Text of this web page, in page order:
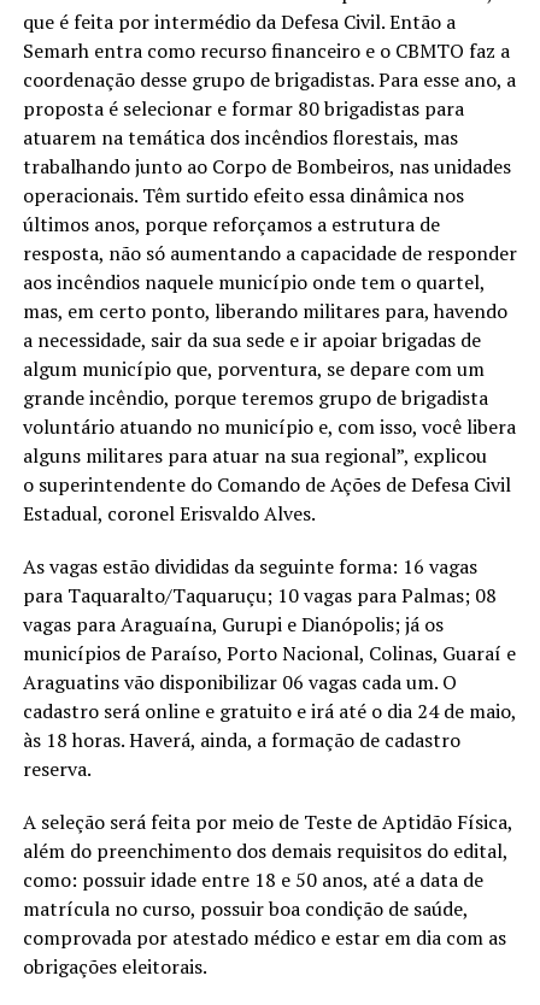
que é feita por intermédio da Defesa Civil. Então a
Semarh entra como recurso financeiro e o CBMTO faz a
coordenação desse grupo de brigadistas. Para esse ano, a
proposta é selecionar e formar 80 brigadistas para
atuarem na temática dos incêndios florestais, mas
trabalhando junto ao Corpo de Bombeiros, nas unidades
operacionais. Têm surtido efeito essa dinâmica nos
últimos anos, porque reforçamos a estrutura de
resposta, não só aumentando a capacidade de responder
aos incêndios naquele município onde tem o quartel,
mas, em certo ponto, liberando militares para, havendo
a necessidade, sair da sua sede e ir apoiar brigadas de
algum município que, porventura, se depare com um
grande incêndio, porque teremos grupo de brigadista
voluntário atuando no município e, com isso, você libera
alguns militares para atuar na sua regional”, explicou
o superintendente do Comando de Ações de Defesa Civil
Estadual, coronel Erisvaldo Alves.
As vagas estão divididas da seguinte forma: 16 vagas
para Taquaralto/Taquaruçu; 10 vagas para Palmas; 08
vagas para Araguaína, Gurupi e Dianópolis; já os
municípios de Paraíso, Porto Nacional, Colinas, Guaraí e
Araguatins vão disponibilizar 06 vagas cada um. O
cadastro será online e gratuito e irá até o dia 24 de maio,
às 18 horas. Haverá, ainda, a formação de cadastro
reserva.
A seleção será feita por meio de Teste de Aptidão Física,
além do preenchimento dos demais requisitos do edital,
como: possuir idade entre 18 e 50 anos, até a data de
matrícula no curso, possuir boa condição de saúde,
comprovada por atestado médico e estar em dia com as
obrigações eleitorais.